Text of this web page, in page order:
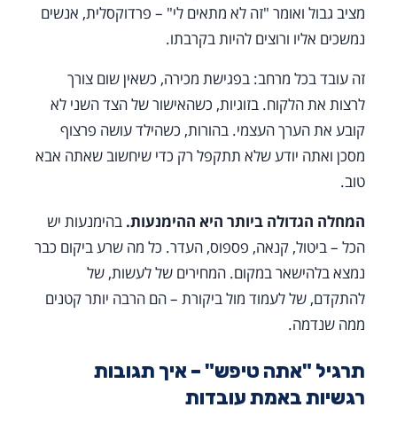
מציב גבול ואומר "זה לא מתאים לי" – פרדוקסלית, אנשים
נמשכים אליו ורוצים להיות בקרבתו.
זה עובד בכל מרחב: בפגישת מכירה, כשאין שום צורך
לרצות את הלקוח. בזוגיות, כשהאישור של הצד השני לא
קובע את הערך העצמי. בהורות, כשהילד עושה פרצוף
מסכן ואתה יודע שלא תתקפל רק כדי שיחשוב שאתה אבא
טוב.
המחלה הגדולה ביותר היא ההימנעות. בהימנעות יש
הכל – ביטול, קנאה, פספוס, העדר. כל מה שרע ביקום כבר
נמצא בלהישאר במקום. המחירים של לעשות, של
להתקדם, של לעמוד מול ביקורת – הם הרבה יותר קטנים
ממה שנדמה.
תרגיל "אתה טיפש" – איך תגובות
רגשיות באמת עובדות